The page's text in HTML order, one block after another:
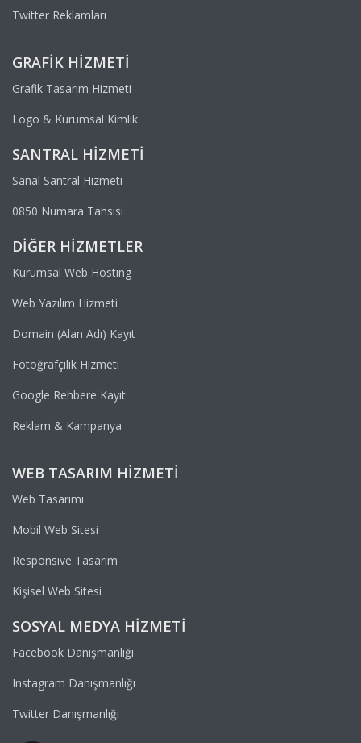
Twitter Reklamları
GRAFIK HIZMETI
Grafik Tasarım Hizmeti
Logo & Kurumsal Kimlik
SANTRAL HIZMETI
Sanal Santral Hizmeti
0850 Numara Tahsisi
DIĞER HIZMETLER
Kurumsal Web Hosting
Web Yazılım Hizmeti
Domain (Alan Adı) Kayıt
Fotoğrafçılık Hizmeti
Google Rehbere Kayıt
Reklam & Kampanya
WEB TASARIM HIZMETI
Web Tasarımı
Mobil Web Sitesi
Responsive Tasarım
Kişisel Web Sitesi
SOSYAL MEDYA HIZMETI
Facebook Danışmanlığı
Instagram Danışmanlığı
Twitter Danışmanlığı